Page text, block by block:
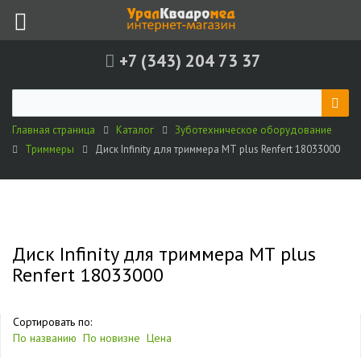
+7 (343) 204 73 37
Главная страница Каталог
Зуботехническое оборудование
Триммеры
Диск Infinity для триммера МТ plus Renfert 18033000
Диск Infinity для триммера МТ plus
Renfert 18033000
Сортировать по:
По названию По новизне Цена